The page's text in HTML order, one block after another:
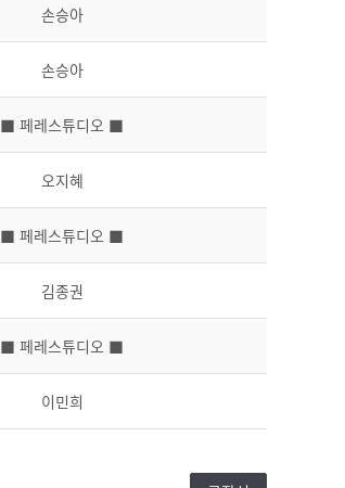
손승아
손승아
■ 페레스튜디오 ■
오지혜
■ 페레스튜디오 ■
김종권
■ 페레스튜디오 ■
이민희